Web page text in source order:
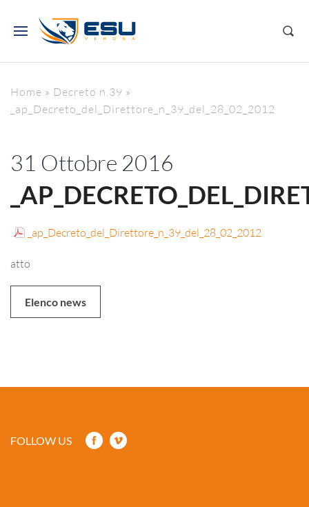
Home » Decreto n.39 »
_ap_Decreto_del_Direttore_n_39_del_28_02_2012
31 Ottobre 2016
_ap_Decreto_del_Direttore_n_39_del_28_02_2012
atto
Elenco news
FOLLOW US